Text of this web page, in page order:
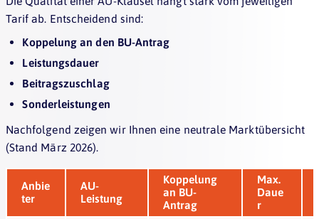
Tarif ab. Entscheidend sind:
Koppelung an den BU-Antrag
Leistungsdauer
Beitragszuschlag
Sonderleistungen
Nachfolgend zeigen wir Ihnen eine neutrale Marktübersicht
(Stand März 2026).
Anbie
ter
AU-
Leistung
Koppelung
an BU-
Antrag
Max.
Daue
r